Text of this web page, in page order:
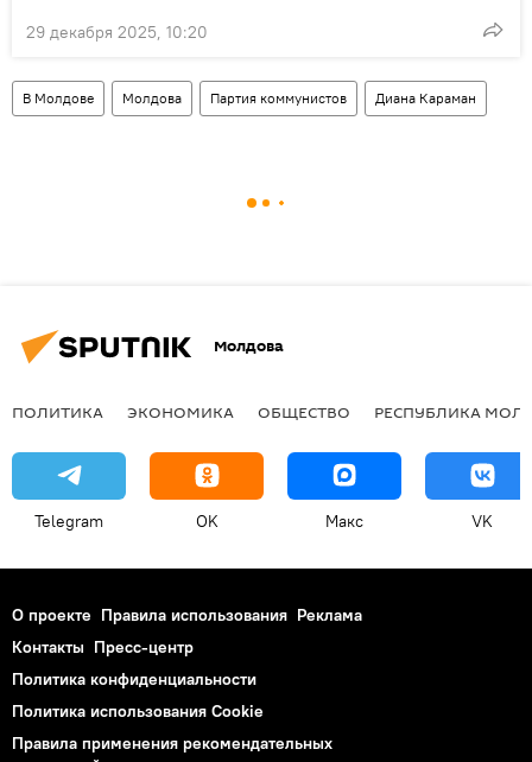
29 декабря 2025, 10:20
В Молдове Молдова Партия коммунистов Диана Караман
Молдова
ПОЛИТИКА ЭКОНОМИКА ОБЩЕСТВО РЕСПУБЛИКА
Telegram OK Макс VK
О проекте Правила использования Реклама
Контакты Пресс-центр
Политика конфиденциальности
Политика использования Cookie
Правила применения рекомендательных